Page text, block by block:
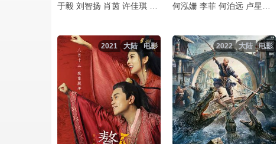
于毅 刘智扬 肖茵 许佳琪 姜馥颐 顾振翔 马凡丁 边程 简宇熙
何泓姗 李菲 何泊远 卢星宇
电影
大陆
2021 电影
大陆
2022